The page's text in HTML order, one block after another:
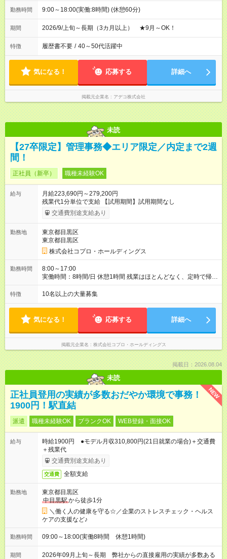
勤務時間 9:00～18:00(実働:8時間) (休憩60分)
期間 2026/9/上旬～長期（3カ月以上） ★9月～OK！
特徴 履歴書不要 / 40～50代活躍中
気になる！ 応募する 詳細へ
掲載元企業名 アデコ株式会社
未読
【27卒限定】管理事務◆エリア限定／内定まで2週
間！
正社員（新卒） 職種未経験OK
給与
月給223,690円～279,200円
残業代1分単位で支給 【試用期間】試用期間なし
交通費別途支給あり
勤務地
東京都目黒区
東京都目黒区
株式会社コプロ・ホールディングス
勤務時間
8:00～17:00
実働時間：8時間/日 休憩1時間 残業はほとんどなく、定時で帰れ
る日が多い働き方です。 毎日の業務は進捗管理や事務が中心な
ので、 「今日やるべき仕事」が終われば、自然と区切りをつけ
方を大切にしています。
特徴 10名以上の大量募集
気になる！ 応募する 詳細へ
掲載元企業名 株式会社コプロ・ホールディングス
掲載日：2026.08.04
未読
NEW
正社員登用の実績が多数おだやか環境で事務！
1900円！駅直結
派遣 職種未経験OK ブランクOK WEB登録・面接OK
給与
時給1900円 ●モデル月収310,800円(21日就業の場合)＋交通費
＋残業代
交通費別途支給あり
交通費 全額支給
勤務地
東京都目黒区
中目黒駅から徒歩1分
＼働く人の健康を守る☆／企業のストレスチェック・ヘルス
ケアの支援など♪
勤務時間 09:00～18:00(実働8時間 休憩1時間)
期間 2026年09月上旬～長期 弊社からの直接雇用の実績が多数ある